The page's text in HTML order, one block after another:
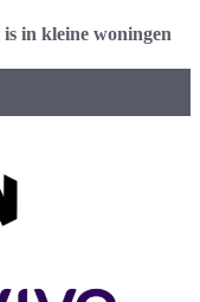
in kleine woningen